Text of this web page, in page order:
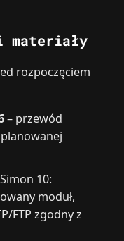
materiały
rozpoczęciem
– przewód
10:
moduł,
FTP zgodny z